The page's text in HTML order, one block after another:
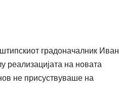
градоначалник Иван
реализацијата на новата
не присуствуваше на